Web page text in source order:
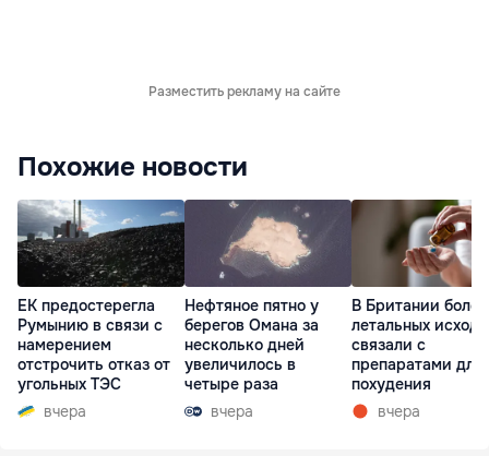
Разместить рекламу на сайте
Похожие новости
ЕК предостерегла
Румынию в связи с
намерением
отстрочить отказ от
угольных ТЭС
вчера
Нефтяное пятно у
берегов Омана за
несколько дней
увеличилось в
четыре раза
вчера
В Британии
летальных
связали с
препаратами для
похудения
вчера